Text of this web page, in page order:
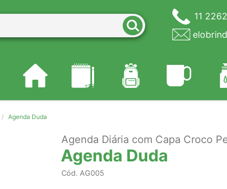
11
Agenda Duda
Agenda Diária com Capa Croco
Agenda Duda
Cód. AG005